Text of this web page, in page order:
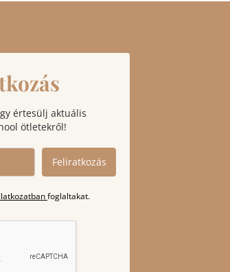
értesülj aktuális
ötletekről!
Feliratkozás
foglaltakat.